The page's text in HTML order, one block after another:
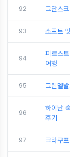
92 그단스
93 소포트
94
피르스
여행
95 그린델
96
하이난
후기
97 크라쿠